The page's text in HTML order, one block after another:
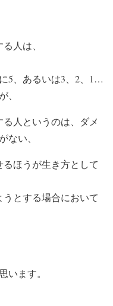
人は、
5、あるいは3、2、1…
、
人というのは、ダメ
ない、
ほうが生き方として
とする場合において
ます。